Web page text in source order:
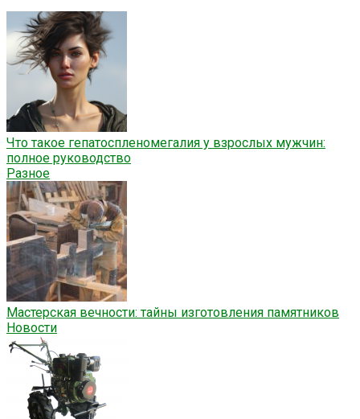
Что такое гепатоспленомегалия у взрослых мужчин:
полное руководство
Разное
Мастерская вечности: тайны изготовления памятников
Новости